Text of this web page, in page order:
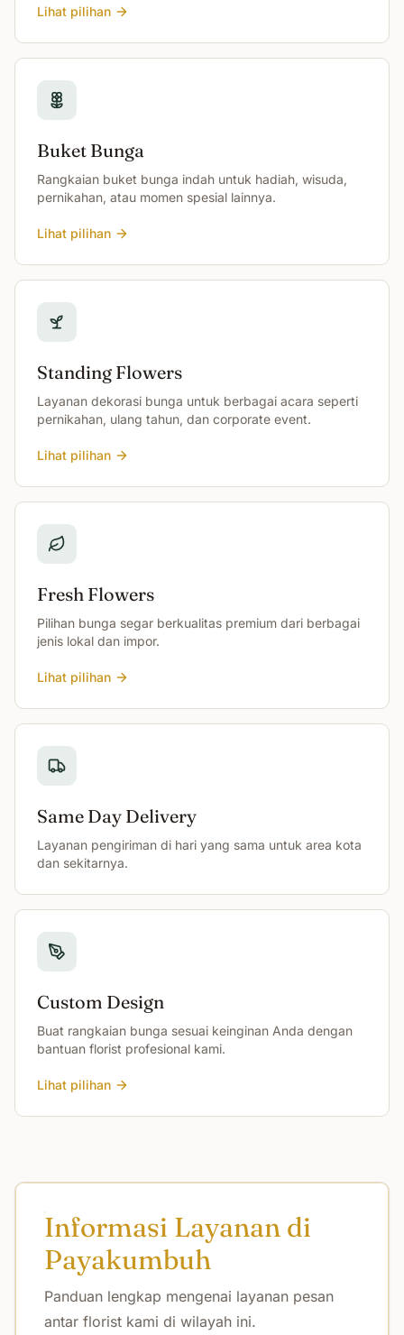
Lihat pilihan
Buket Bunga
Rangkaian buket bunga indah untuk hadiah, wisuda,
pernikahan, atau momen spesial lainnya.
Lihat pilihan
Standing Flowers
Layanan dekorasi bunga untuk berbagai acara seperti
pernikahan, ulang tahun, dan corporate event.
Lihat pilihan
Fresh Flowers
Pilihan bunga segar berkualitas premium dari berbagai
jenis lokal dan impor.
Lihat pilihan
Same Day Delivery
Layanan pengiriman di hari yang sama untuk area kota
dan sekitarnya.
Custom Design
Buat rangkaian bunga sesuai keinginan Anda dengan
bantuan florist profesional kami.
Lihat pilihan
Informasi Layanan di
Payakumbuh
Panduan lengkap mengenai layanan pesan
antar florist kami di wilayah ini.